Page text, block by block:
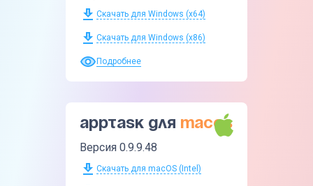
Скачать для Windows (x64)
Скачать для Windows (x86)
Подробнее
Apptask для macOS
Версия 0.9.9.48
Скачать для macOS (Intel)